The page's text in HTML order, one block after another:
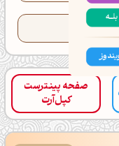
186
صفحه پینترست
کپل‌آرت
بلـــه
اَپ ویندوز